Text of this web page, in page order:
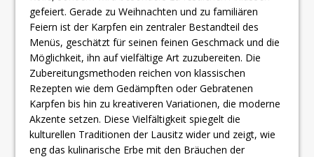
gefeiert. Gerade zu Weihnachten und zu familiären
Feiern ist der Karpfen ein zentraler Bestandteil des
Menüs, geschätzt für seinen feinen Geschmack und die
Möglichkeit, ihn auf vielfältige Art zuzubereiten. Die
Zubereitungsmethoden reichen von klassischen
Rezepten wie dem Gedämpften oder Gebratenen
Karpfen bis hin zu kreativeren Variationen, die moderne
Akzente setzen. Diese Vielfältigkeit spiegelt die
kulturellen Traditionen der Lausitz wider und zeigt, wie
eng das kulinarische Erbe mit den Bräuchen der